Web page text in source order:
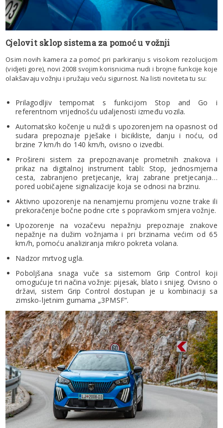
Cjelovit sklop sistema za pomoć u vožnji
Osim novih kamera za pomoć pri parkiranju s visokom rezolucijom
(vidjeti gore), novi 2008 svojim korisnicima nudi i brojne funkcije koje
olakšavaju vožnju i pružaju veću sigurnost. Na listi noviteta tu su:
Prilagodljiv tempomat s funkcijom Stop and Go i
referentnom vrijednošću udaljenosti između vozila.
Automatsko kočenje u nuždi s upozorenjem na opasnost od
sudara prepoznaje pješake i bicikliste, danju i noću, od
brzine 7 km/h do 140 km/h, ovisno o izvedbi.
Prošireni sistem za prepoznavanje prometnih znakova i
prikaz na digitalnoj instrument tabli: Stop, jednosmjerna
cesta, zabranjeno pretjecanje, kraj zabrane pretjecanja…
pored uobičajene signalizacije koja se odnosi na brzinu.
Aktivno upozorenje na nenamjernu promjenu vozne trake ili
prekoračenje bočne podne crte s popravkom smjera vožnje.
Upozorenje na vozačevu nepažnju prepoznaje znakove
nepažnje na dužim vožnjama i pri brzinama većim od 65
km/h, pomoću analiziranja mikro pokreta volana.
Nadzor mrtvog ugla.
Poboljšana snaga vuče sa sistemom Grip Control koji
omogućuje tri načina vožnje: pijesak, blato i snijeg. Ovisno o
državi, sistem Grip Control dostupan je u kombinaciji sa
zimsko-ljetnim gumama „3PMSF“.